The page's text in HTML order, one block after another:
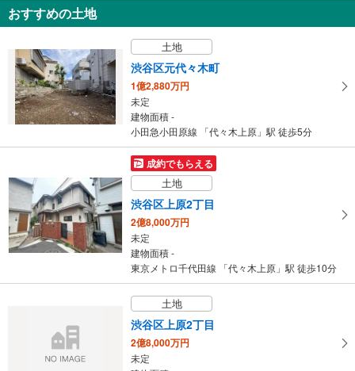
・ＡＥＤ
を
け
取
る
・
条
マ
イ
ペ
ー
ジ
保
おすすめの土地
土地
渋谷区元代々木町
1億2,880万円
未定
建物面積 -
小田急小田原線 「代々木上原」駅 徒歩5分
成約でもらえる
土地
渋谷区上原2丁目
2億8,000万円
未定
建物面積 -
東京メトロ千代田線 「代々木上原」駅 徒歩10分
土地
渋谷区上原2丁目
2億8,000万円
未定